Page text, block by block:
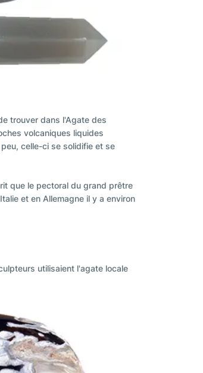
trouver dans l'Agate des
volcaniques liquides
celle-ci se solidifie et se
que le pectoral du grand prêtre
et en Allemagne il y a environ
utilisaient l'agate locale